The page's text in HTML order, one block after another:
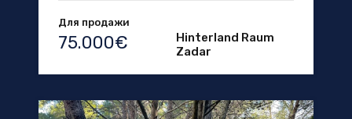
Для продажи
75.000€
Hinterland Raum
Zadar